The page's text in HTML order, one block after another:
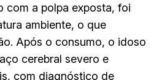
com a polpa exposta, foi
ambiente, o que
Após o consumo, o idoso
cerebral severo e
com diagnóstico de